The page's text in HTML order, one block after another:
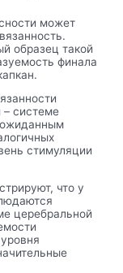
может
образец такой
финала
системе
стимуляции
что у
церебральной